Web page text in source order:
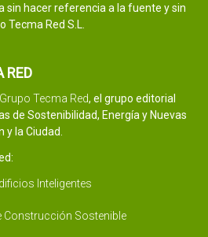
sin hacer referencia a la fuente y sin
Tecma Red S.L.
RED
Grupo Tecma Red, el grupo editorial
de Sostenibilidad, Energía y Nuevas
la Ciudad.
Inteligentes
Construcción Sostenible